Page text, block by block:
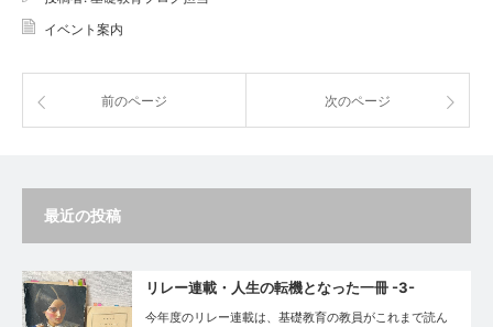
イベント案内
前のページ 次のページ
最近の投稿
リレー連載・人生の転機となった一冊 -3-
今年度のリレー連載は、基礎教育の教員がこれまで読ん